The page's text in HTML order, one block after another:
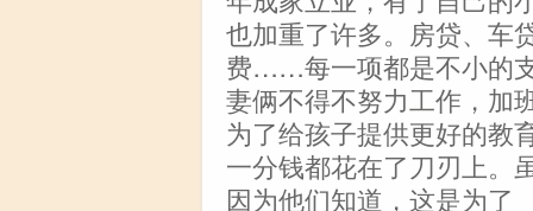
也加重了许多。房贷、车
费……每一项都是不小的
妻俩不得不努力工作，加
为了给孩子提供更好的教
一分钱都花在了刀刃上。
因为他们知道，这是为了